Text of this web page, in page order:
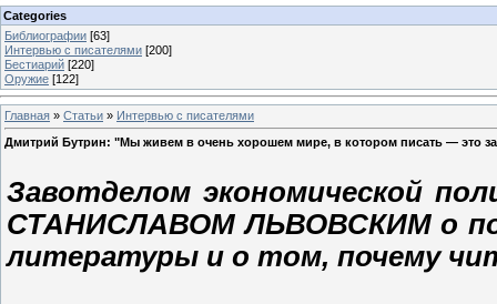
Categories
Библиографии [63]
Интервью с писателями [200]
Бестиарий [220]
Оружие [122]
Главная » Статьи » Интервью с писателями
Дмитрий Бутрин: "Мы живем в очень хорошем мире, в котором писать — это
Завотделом экономической
СТАНИСЛАВОМ ЛЬВОВСКИМ о
литературы и о том, почему